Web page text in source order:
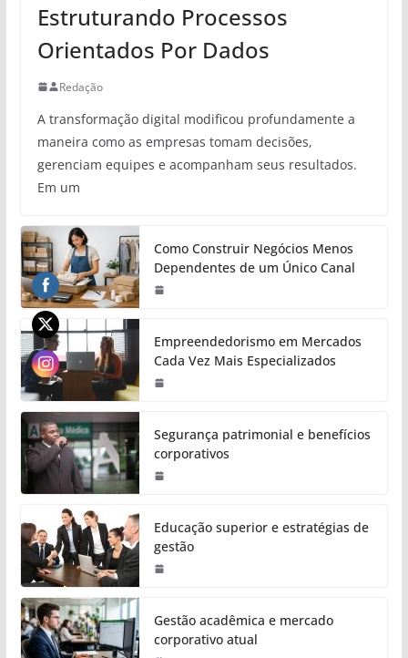
Estruturando Processos
Orientados Por Dados
Redação
A transformação digital modificou profundamente a
maneira como as empresas tomam decisões,
gerenciam equipes e acompanham seus resultados.
Em um
Como Construir Negócios Menos
Dependentes de um Único Canal
Empreendedorismo em Mercados
Cada Vez Mais Especializados
Segurança patrimonial e benefícios
corporativos
Educação superior e estratégias de
gestão
Gestão acadêmica e mercado
corporativo atual